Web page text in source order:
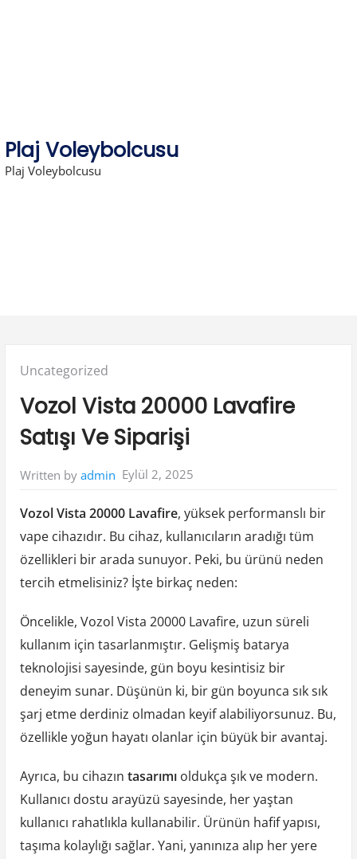
Plaj Voleybolcusu
Plaj Voleybolcusu
Posted
Uncategorized
Vozol Vista 20000 Lavafire
Satışı Ve Siparişi
Written by admin Eylül 2, 2025
Vozol Vista 20000 Lavafire, yüksek performanslı bir
vape cihazıdır. Bu cihaz, kullanıcıların aradığı tüm
özellikleri bir arada sunuyor. Peki, bu ürünü neden
tercih etmelisiniz? İşte birkaç neden:
Öncelikle, Vozol Vista 20000 Lavafire, uzun süreli
kullanım için tasarlanmıştır. Gelişmiş batarya
teknolojisi sayesinde, gün boyu kesintisiz bir
deneyim sunar. Düşünün ki, bir gün boyunca sık sık
şarj etme derdiniz olmadan keyif alabiliyorsunuz. Bu,
özellikle yoğun hayatı olanlar için büyük bir avantaj.
Ayrıca, bu cihazın tasarımıoldukça şık ve modern.
Kullanıcı dostu arayüzü sayesinde, her yaştan
kullanıcı rahatlıkla kullanabilir. Ürünün hafif yapısı,
taşıma kolaylığı sağlar. Yani, yanınıza alıp her yere